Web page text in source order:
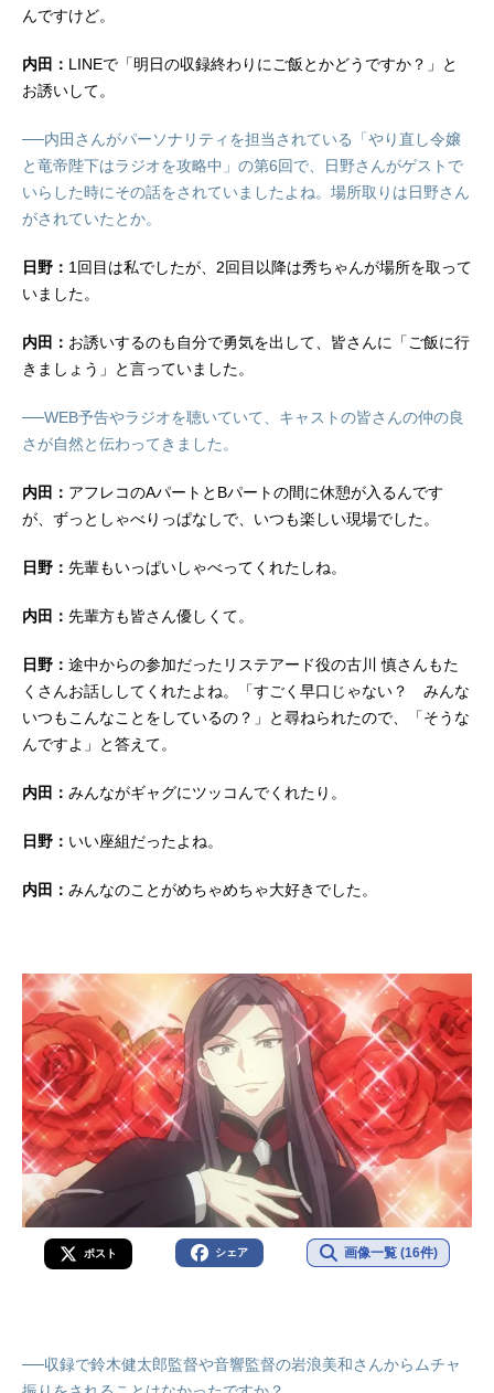
んですけど。
内田： LINEで「明日の収録終わりにご飯とかどうですか？」と
お誘いして。
──内田さんがパーソナリティを担当されている「やり直し令嬢
と竜帝陛下はラジオを攻略中」の第6回で、日野さんがゲストで
いらした時にその話をされていましたよね。場所取りは日野さん
がされていたとか。
日野： 1回目は私でしたが、2回目以降は秀ちゃんが場所を取って
いました。
内田： お誘いするのも自分で勇気を出して、皆さんに「ご飯に行
きましょう」と言っていました。
──WEB予告やラジオを聴いていて、キャストの皆さんの仲の良
さが自然と伝わってきました。
内田： アフレコのAパートとBパートの間に休憩が入るんです
が、ずっとしゃべりっぱなしで、いつも楽しい現場でした。
日野： 先輩もいっぱいしゃべってくれたしね。
内田： 先輩方も皆さん優しくて。
日野： 途中からの参加だったリステアード役の古川 慎さんもた
くさんお話ししてくれたよね。「すごく早口じゃない？ みんな
いつもこんなことをしているの？」と尋ねられたので、「そうな
んですよ」と答えて。
内田： みんながギャグにツッコんでくれたり。
日野： いい座組だったよね。
内田： みんなのことがめちゃめちゃ大好きでした。
ポスト シェア 画像一覧 (16件)
──収録で鈴木健太郎監督や音響監督の岩浪美和さんからムチャ